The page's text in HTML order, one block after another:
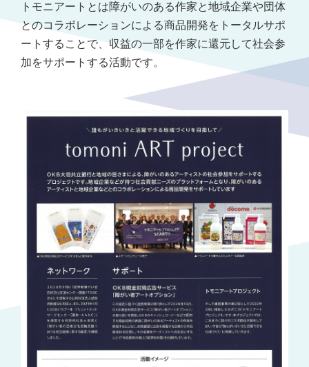
トモニアートとは障がいのある作家と地域企業や団体
とのコラボレーションによる商品開発をトータルサポ
ートすることで、収益の一部を作家に還元して社会参
加をサポートする活動です。